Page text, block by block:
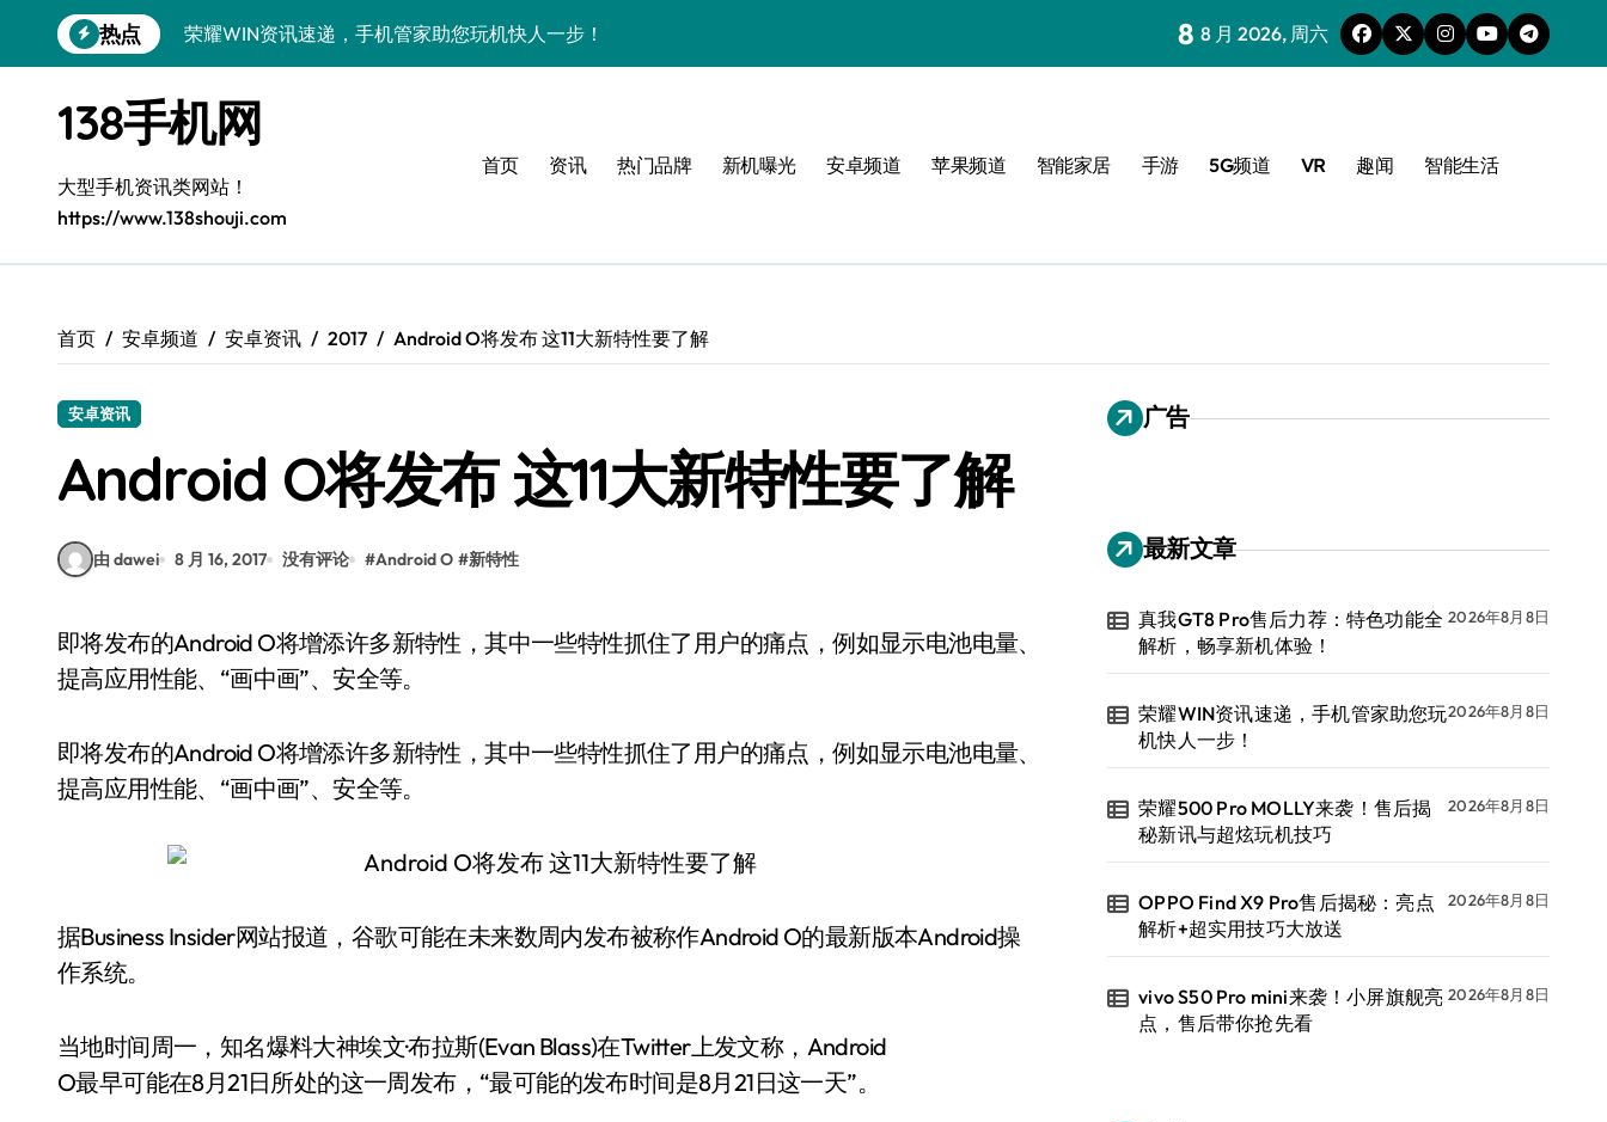
到
热点
荣耀WIN资讯速递，手机管家助您玩机快人一步！
OPPO Find X9 Pro售后揭秘：亮点解析+超实用技巧大放送
vivo S50 Pro mini来袭！小屏旗舰亮点，售后带你抢先看
REDMI K90售后揭秘：亮点配置全解析，速来围观！
OPPO Find X9售后揭秘：亮点特色玩法，一次全掌握！
华为nova 15 Ultra新功能解锁，售后邀您共享最新优惠！
真我GT8 Pro售后力荐：特色功能全解析，畅享新机体验！
8 8 月 2026, 周六
138手机网
大型手机资讯类网站！
https://www.138shouji.com
首页 资讯 热门品牌 新机曝光 安卓频道 苹果频道 智能家居 手游 5G频道 VR 趣闻 智能生活
首页 安卓频道 安卓资讯 2017 Android O将发布 这11大新特性要了解
安卓资讯
Android O将发布 这11大新特性要了解
由 dawei 8 月 16, 2017 没有评论 #Android O #新特性
即将发布的Android O将增添许多新特性，其中一些特性抓住了用户的痛点，例如显示电池电量、
提高应用性能、“画中画”、安全等。
即将发布的Android O将增添许多新特性，其中一些特性抓住了用户的痛点，例如显示电池电量、
提高应用性能、“画中画”、安全等。
据Business Insider网站报道，谷歌可能在未来数周内发布被称作Android O的最新版本Android操
作系统。
当地时间周一，知名爆料大神埃文·布拉斯(Evan Blass)在Twitter上发文称，Android
O最早可能在8月21日所处的这一周发布，“最可能的发布时间是8月21日这一天”。
广告
最新文章
真我GT8 Pro售后力荐：特色功能全
解析，畅享新机体验！
2026年8月8日
荣耀WIN资讯速递，手机管家助您玩
机快人一步！
2026年8月8日
荣耀500 Pro MOLLY来袭！售后揭
秘新讯与超炫玩机技巧
2026年8月8日
OPPO Find X9 Pro售后揭秘：亮点
解析+超实用技巧大放送
2026年8月8日
vivo S50 Pro mini来袭！小屏旗舰亮
点，售后带你抢先看
2026年8月8日